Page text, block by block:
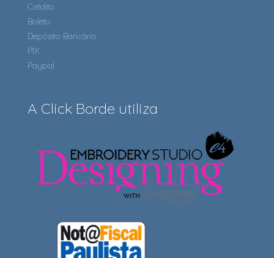
Crédito
Boleto
Depósito Bancário
PIX
Paypal
A Click Borde utiliza